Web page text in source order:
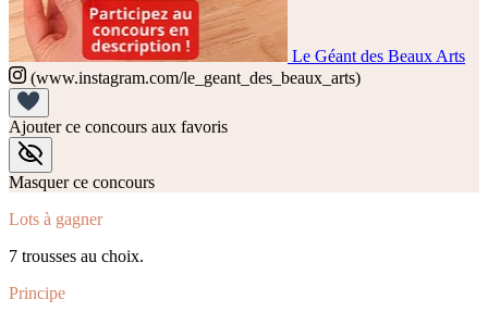
Le Géant des Beaux Arts
(www.instagram.com/le_geant_des_beaux_arts)
Ajouter ce concours aux favoris
Masquer ce concours
Lots à gagner
7 trousses au choix.
Principe